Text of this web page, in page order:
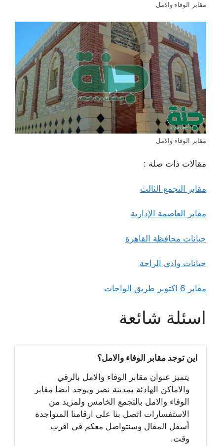
مقابر الوفاء والامل
مقابر الوفاء والامل
مقالات ذات صلة :
مقابر التجمع الثالث
مقابر العاصمة الإدارية
جبانات محافظة القاهرة
جبانات وادي الراحة
مقابر 6 اكتوبر طريق الواحات
اسئلة شائعة
اين توجد مقابر الوفاء والامل؟
يتميز عنوان مقابر الوفاء والامل بالرقي
والاماكن الهادئة بمدينة نصر ويوجد ايضا مقابر
الوفاء والامل بالتجمع الخامس ولمزيد من
الاستفسارات اتصل بنا على ارقامنا المتواجدة
أسفل المقال وسنتواصل معكم في اقرب
وقت.